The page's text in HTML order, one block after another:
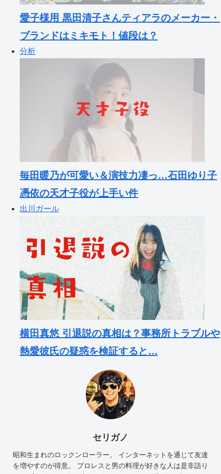
愛子様用 黒田清子さんティアラのメーカー・
ブランドはミキモト！値段は？
分析
毎田暖乃が可愛い＆演技力凄っ…石田ゆり子
憑依の天才子役が上手い件
出川ガール
横田真悠 引退説の真相は？事務所トラブルや
熱愛彼氏の疑惑を検証すると…
セリガノ
昭和生まれのロックンローラー。 インターネットを通じて友達
を増やすのが得意。 プロレスと男の料理が好きな人は是非語り